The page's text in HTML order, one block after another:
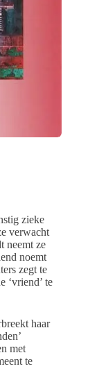
zieke
verwacht
neemt ze
noemt
zegt te
‘vriend’ te
haar
met
te